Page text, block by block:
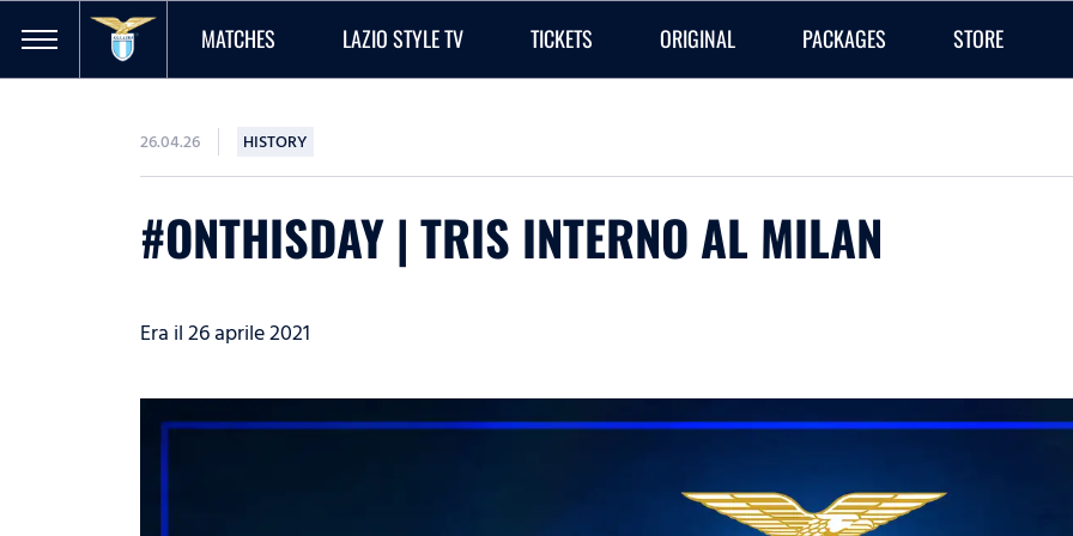
MATCHES LAZIO STYLE TV TICKETS ORIGINAL PACKAGES STORE
26.04.26 HISTORY
#ONTHISDAY | TRIS INTERNO AL MILAN
Era il 26 aprile 2021